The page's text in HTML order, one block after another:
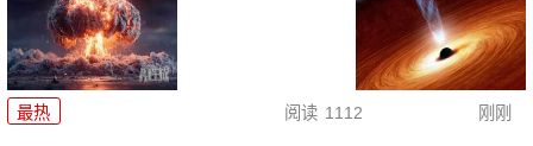
最热 阅读 1112 刚刚